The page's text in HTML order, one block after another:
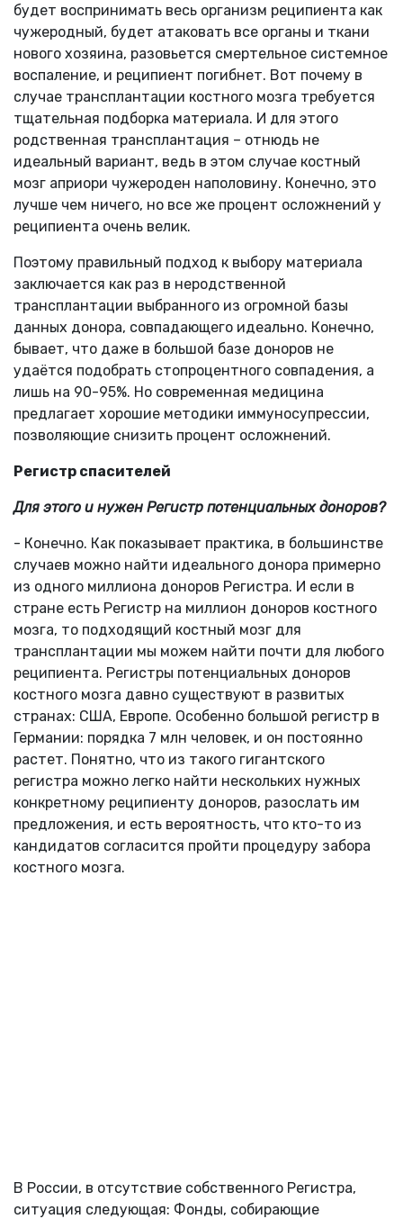
будет воспринимать весь организм реципиента как
чужеродный, будет атаковать все органы и ткани
нового хозяина, разовьется смертельное системное
воспаление, и реципиент погибнет. Вот почему в
случае трансплантации костного мозга требуется
тщательная подборка материала. И для этого
родственная трансплантация – отнюдь не
идеальный вариант, ведь в этом случае костный
мозг априори чужероден наполовину. Конечно, это
лучше чем ничего, но все же процент осложнений у
реципиента очень велик.
Поэтому правильный подход к выбору материала
заключается как раз в неродственной
трансплантации выбранного из огромной базы
данных донора, совпадающего идеально. Конечно,
бывает, что даже в большой базе доноров не
удаётся подобрать стопроцентного совпадения, а
лишь на 90-95%. Но современная медицина
предлагает хорошие методики иммуносупрессии,
позволяющие снизить процент осложнений.
Регистр спасителей
Для этого и нужен Регистр потенциальных доноров?
- Конечно. Как показывает практика, в большинстве
случаев можно найти идеального донора примерно
из одного миллиона доноров Регистра. И если в
стране есть Регистр на миллион доноров костного
мозга, то подходящий костный мозг для
трансплантации мы можем найти почти для любого
реципиента. Регистры потенциальных доноров
костного мозга давно существуют в развитых
странах: США, Европе. Особенно большой регистр в
Германии: порядка 7 млн человек, и он постоянно
растет. Понятно, что из такого гигантского
регистра можно легко найти нескольких нужных
конкретному реципиенту доноров, разослать им
предложения, и есть вероятность, что кто-то из
кандидатов согласится пройти процедуру забора
костного мозга.
В России, в отсутствие собственного Регистра,
ситуация следующая: Фонды, собирающие